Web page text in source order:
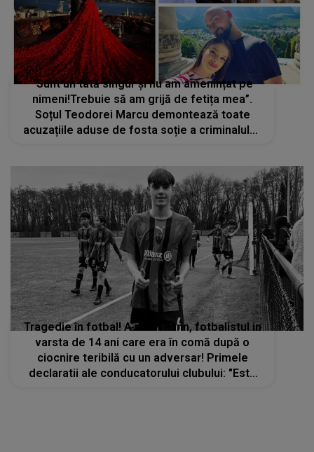
"Sunt un tată singur și nu am amenințat pe
nimeni!Trebuie să am grijă de fetița mea”.
Soțul Teodorei Marcu demontează toate
acuzațiile aduse de fosta soție a criminalului,
Tragedie în fotbal! A murit Ilann, fotbalistul in
varsta de 14 ani care era în comă după o
ciocnire teribilă cu un adversar! Primele
declaratii ale conducatorului clubului: "Este